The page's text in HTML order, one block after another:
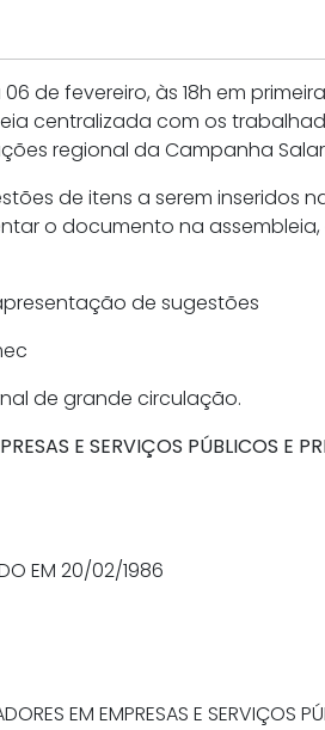
de fevereiro, às 18h em
centralizada com os
regional da Campanha
de itens a serem
o documento na
de sugestões
de grande circulação.
E SERVIÇOS PÚBLICOS E
EM 20/02/1986
EM EMPRESAS E SERVIÇOS